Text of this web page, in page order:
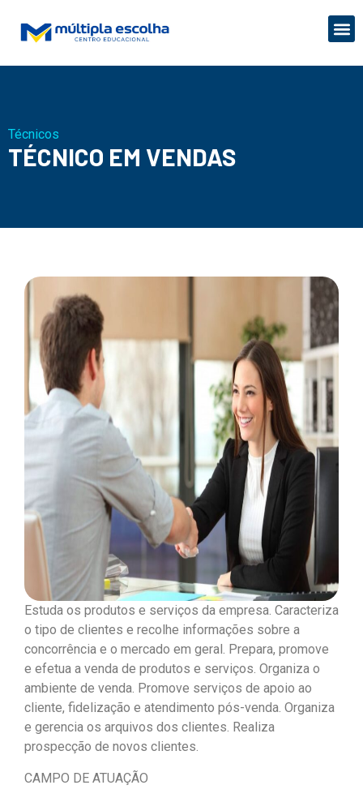
Técnicos
TÉCNICO EM VENDAS
Estuda os produtos e serviços da empresa. Caracteriza
o tipo de clientes e recolhe informações sobre a
concorrência e o mercado em geral. Prepara, promove
e efetua a venda de produtos e serviços. Organiza o
ambiente de venda. Promove serviços de apoio ao
cliente, fidelização e atendimento pós-venda. Organiza
e gerencia os arquivos dos clientes. Realiza
prospecção de novos clientes.
CAMPO DE ATUAÇÃO